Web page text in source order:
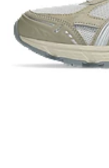
The sockliner is
process that
33% and carbon
compared to the